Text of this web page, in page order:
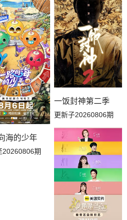
休息一下 20260529加更下
纯享版 20260527下
陪看 20260523休息一下
加更上
上 20260517陪看
加更下 20260514加更上
20260512上
20260508加更下
海的少年
20260806期
一饭封神第二季
更新子20260806期